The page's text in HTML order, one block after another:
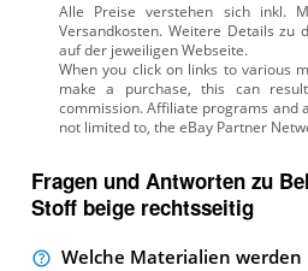
Alle Preise verstehen sich inkl.
Versandkosten. Weitere Details zu
auf der jeweiligen Webseite.
Fragen und Antworten zu
Stoff beige rechtsseitig
Welche Materialien